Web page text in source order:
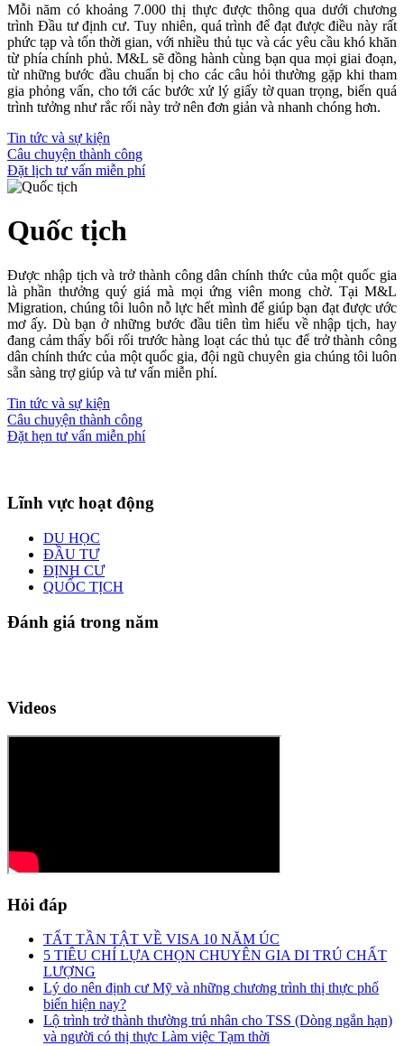
Mỗi năm có khoảng 7.000 thị thực được thông qua dưới chương
trình Đầu tư định cư. Tuy nhiên, quá trình để đạt được điều này rất
phức tạp và tốn thời gian, với nhiều thủ tục và các yêu cầu khó khăn
từ phía chính phủ. M&L sẽ đồng hành cùng bạn qua mọi giai đoạn,
từ những bước đầu chuẩn bị cho các câu hỏi thường gặp khi tham
gia phỏng vấn, cho tới các bước xử lý giấy tờ quan trọng, biến quá
trình tưởng như rắc rối này trở nên đơn giản và nhanh chóng hơn.
Tin tức và sự kiện
Câu chuyện thành công
Đặt lịch tư vấn miễn phí
Quốc tịch
Được nhập tịch và trở thành công dân chính thức của một quốc gia
là phần thưởng quý giá mà mọi ứng viên mong chờ. Tại M&L
Migration, chúng tôi luôn nỗ lực hết mình để giúp bạn đạt được ước
mơ ấy. Dù bạn ở những bước đầu tiên tìm hiểu về nhập tịch, hay
đang cảm thấy bối rối trước hàng loạt các thủ tục để trở thành công
dân chính thức của một quốc gia, đội ngũ chuyên gia chúng tôi luôn
sẵn sàng trợ giúp và tư vấn miễn phí.
Tin tức và sự kiện
Câu chuyện thành công
Đặt hẹn tư vấn miễn phí
Lĩnh vực hoạt động
DU HỌC
ĐẦU TƯ
ĐỊNH CƯ
QUỐC TỊCH
Đánh giá trong năm
Videos
Hỏi đáp
TẤT TẦN TẬT VỀ VISA 10 NĂM ÚC
5 TIÊU CHÍ LỰA CHỌN CHUYÊN GIA DI TRÚ CHẤT
LƯỢNG
Lý do nên định cư Mỹ và những chương trình thị thực phổ
biến hiện nay?
Lộ trình trở thành thường trú nhân cho TSS (Dòng ngắn hạn)
và người có thị thực Làm việc Tạm thời